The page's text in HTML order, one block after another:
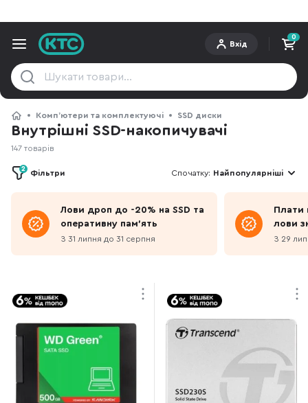
Вхід
0
Компʼютери та комплектуючі SSD диски
Лови дроп до -20% на SSD та
оперативну пам'ять
З 31 липня до 31 серпня
Плати
лови
З 29
Внутрішні SSD-накопичувачі
147 товарів
Фільтри
2 Спочатку: Найпопулярніші